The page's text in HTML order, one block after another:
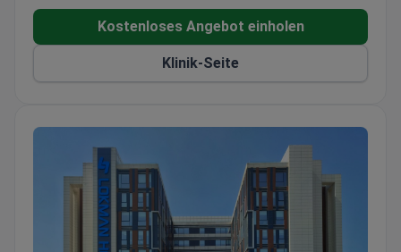
Patienten aus 167 Ländern an und verbindet
erstklassige medizinische Versorgung mit den
einzigartigen kulturellen und touristischen
Kostenloses Angebot einholen
Klinik-Seite